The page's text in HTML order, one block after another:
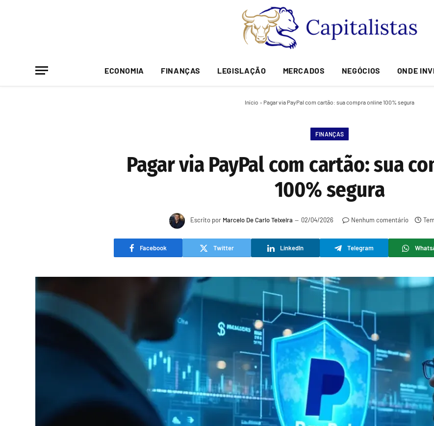
ECONOMIA FINANÇAS LEGISLAÇÃO MERCADOS NEGÓCIOS ONDE
Início » Pagar via PayPal com cartão: sua compra online 100% segura
FINANÇAS
Pagar via PayPal com cartão: sua
100% segura
Escrito por Marcelo De Carlo Teixeira 02/04/2026 Nenhum comentário
Facebook Twitter LinkedIn Telegram